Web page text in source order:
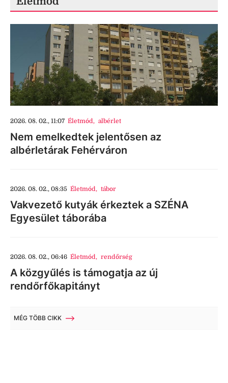
2026. 08. 02., 11:07 Életmód, albérlet
Nem emelkedtek jelentősen az
albérletárak Fehérváron
2026. 08. 02., 08:35 Életmód, tábor
Vakvezető kutyák érkeztek a SZÉNA
Egyesület táborába
2026. 08. 02., 06:46 Életmód, rendőrség
A közgyűlés is támogatja az új
rendőrfőkapitányt
MÉG TÖBB CIKK